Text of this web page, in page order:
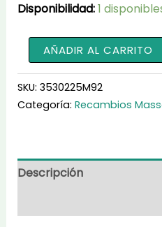
Disponibilidad:1
Interruptor
3530225M92
cantidad
AÑADIR AL CARRITO
SKU: 3530225M92
Categoría: Recambios
Descripción